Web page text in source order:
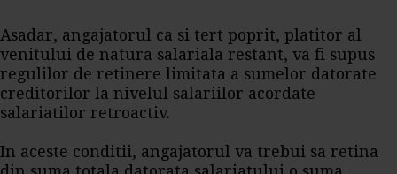
Asadar, angajatorul ca si tert poprit, platitor al
venitului de natura salariala restant, va fi supus
regulilor de retinere limitata a sumelor datorate
creditorilor la nivelul salariilor acordate
salariatilor retroactiv.
In aceste conditii, angajatorul va trebui sa retina